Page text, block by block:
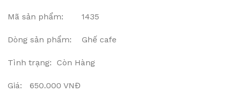
Mã sản phẩm: 1435
Dòng sản phẩm: Ghế cafe
Tình trạng: Còn Hàng
Giá: 650.000 VNĐ